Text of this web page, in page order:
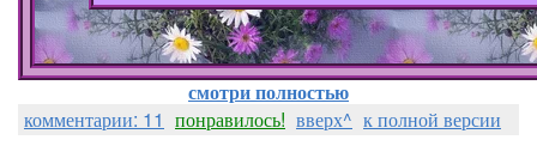
смотри полностью
комментарии: 11 понравилось! вверх^ к полной версии